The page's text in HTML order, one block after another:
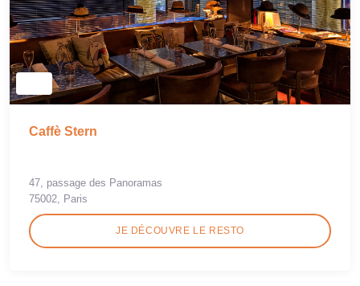
Caffè Stern
47, passage des Panoramas
75002, Paris
JE DÉCOUVRE LE RESTO